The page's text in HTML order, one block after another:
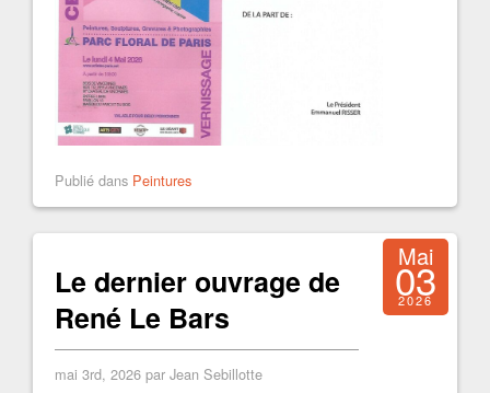
Publié dans Peintures
Le dernier ouvrage de
René Le Bars
Mai
03
2026
mai 3rd, 2026 par Jean Sebillotte